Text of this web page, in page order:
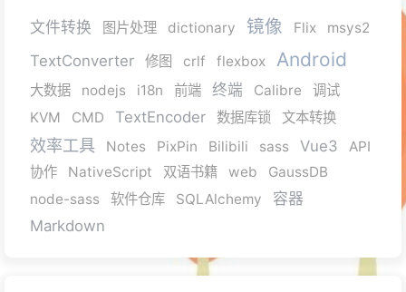
文件转换 图片处理 dictionary 镜像 Flix msys2
TextConverter 修图 crlf flexbox Android
大数据 nodejs i18n 前端 终端 Calibre
调试
KVM
CMD TextEncoder 数据库锁 文本转换
效率工具 Notes PixPin Bilibili sass Vue3
API
协作
NativeScript 双语书籍 web
GaussDB
node-sass
软件仓库 SQLAlchemy
容器
Markdown